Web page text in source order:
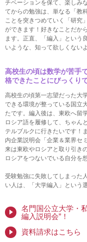
チベーションを保て、楽しみ
てからの勉強は、単なる「教
ことを突きつめていく「研究
ができます！好きなことだか
ます。正直、「編入」という
いような、知って欲しくない
高校生の頃は数学が苦手
格できたことにびっくり
高校生の頃第一志望だった大
できる環境が整っている国立
たです。編入後は、東欧へ留
ロシア語を履修して、ちゃん
テルブルクに行きたいです！
内企業説明会「企業＆業界セ
来は東欧やロシアと取り引き
ロシアをつないでいる自分を
受験勉強に失敗してしまった
い人は、「大学編入」という
名門国公立大学・
編入説明会”！
資料請求はこちら